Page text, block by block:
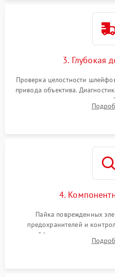
3. Глубокая
Проверка целостности
привода объектива.
питания и картоприемника.
затвора и блока
4.
Пайка поврежденных
предохранителей и
шлейфов, дисплея,
автофокуса. Восстановление